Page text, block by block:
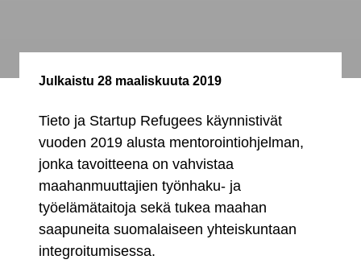
Julkaistu 28 maaliskuuta 2019
Tieto ja Startup Refugees käynnistivät
vuoden 2019 alusta mentorointiohjelman,
jonka tavoitteena on vahvistaa
maahanmuuttajien työnhaku- ja
työelämätaitoja sekä tukea maahan
saapuneita suomalaiseen yhteiskuntaan
integroitumisessa.